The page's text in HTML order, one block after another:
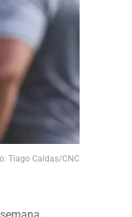
Tiago Caldas/CNC